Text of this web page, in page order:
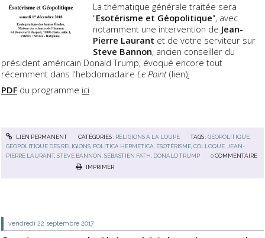
La thématique générale traitée sera
"Esotérisme et Géopolitique", avec
notamment une intervention de Jean-
Pierre Laurant et de votre serviteur sur
Steve Bannon, ancien conseiller du
président américain Donald Trump, évoqué encore tout
récemment dans l'hebdomadaire Le Point (lien).
PDF du programme ici
LIEN PERMANENT CATÉGORIES : RELIGIONS À LA LOUPE TAGS :GÉOPOLITIQUE
GÉOPOLITIQUE DES RELIGIONS POLITICA HERMETICA ÉSOTÉRISME ,COLLOQUE
JEAN-
PIERRE LAURANT,STEVE BANNON ,SÉBASTIEN FATH DONALD TRUMP 0 COMMENTAIRE
IMPRIMER
vendredi 22 septembre 2017